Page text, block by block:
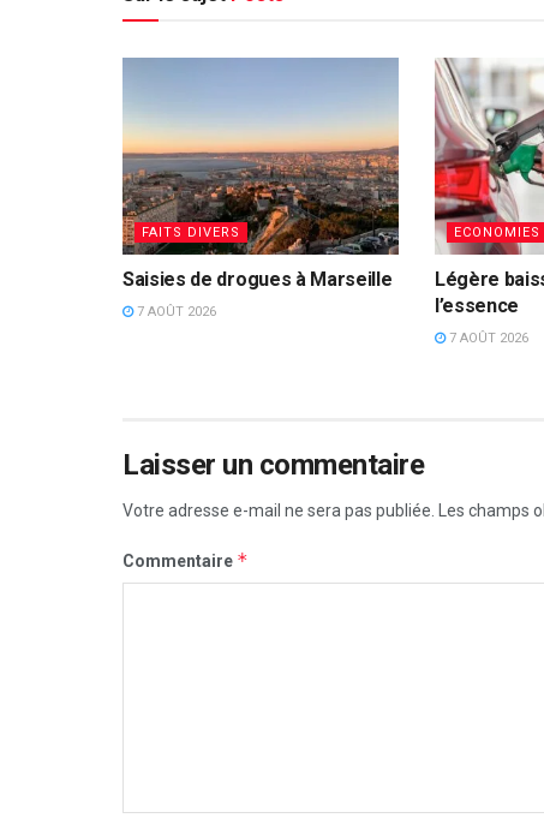
FAITS DIVERS
Saisies de drogues à Marseille
7 AOÛT 2026
ECONOMIES
Légère
l’essence
7 AOÛT 2026
Laisser un commentaire
Votre adresse e-mail ne sera pas publiée. Les champs
Commentaire *